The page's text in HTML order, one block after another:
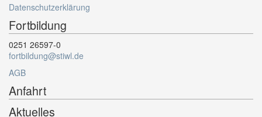
Datenschutzerklärung
Fortbildung
0251 26597-0
fortbildung@stiwl.de
AGB
Anfahrt
Aktuelles